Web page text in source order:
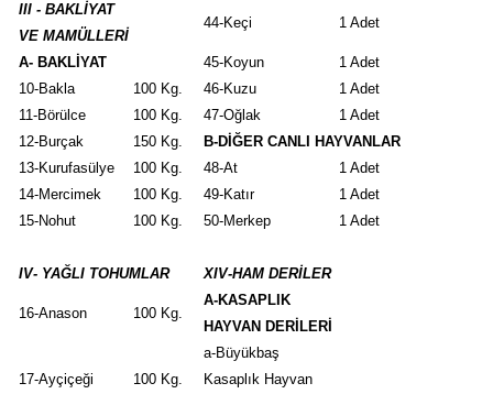
III - BAKLİYAT
VE MAMÜLLERİ
44-Keçi 1 Adet
A- BAKLİYAT 45-Koyun
1 Adet
10-Bakla
100 Kg. 46-Kuzu
1 Adet
11-Börülce
100 Kg. 47-Oğlak
1 Adet
12-Burçak
150 Kg.
B-DİĞER CANLI HAYVANLAR
13-Kurufasülye
100 Kg. 48-At
1 Adet
14-Mercimek
100 Kg. 49-Katır
1 Adet
15-Nohut
100 Kg. 50-Merkep 1 Adet
IV- YAĞLI TOHUMLAR XIV-HAM DERİLER
16-Anason 100 Kg.
A-KASAPLIK
HAYVAN DERİLERİ
17-Ayçiçeği 100 Kg.
a-Büyükbaş
Kasaplık Hayvan